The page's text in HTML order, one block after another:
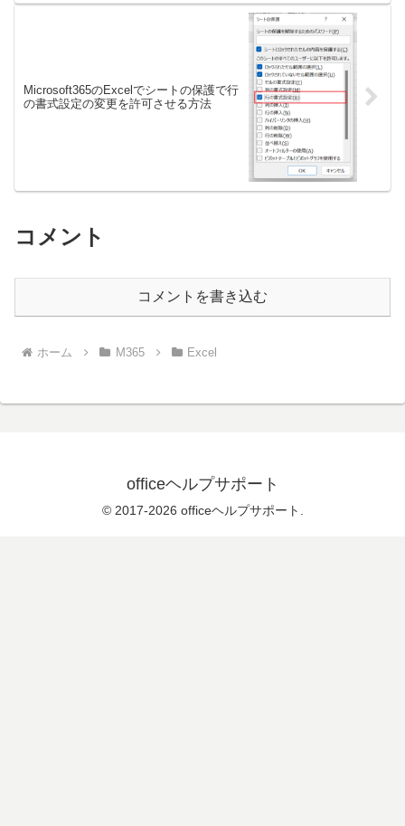
Microsoft365のExcelでシートの保護で行
の書式設定の変更を許可させる方法
コメント
コメントを書き込む
ホーム M365 Excel
officeヘルプサポート
© 2017-2026 officeヘルプサポート.